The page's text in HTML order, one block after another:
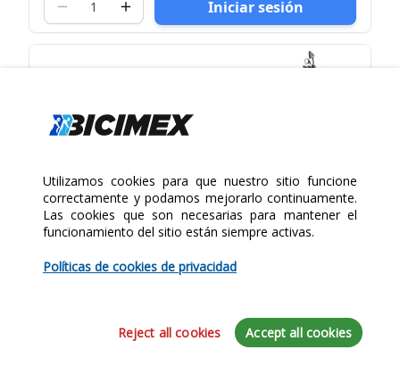
Iniciar sesión
Utilizamos cookies para que nuestro sitio funcione
correctamente y podamos mejorarlo continuamente.
Las cookies que son necesarias para mantener el
funcionamiento del sitio están siempre activas.
Políticas de cookies de privacidad
Reject all cookies Accept all cookies